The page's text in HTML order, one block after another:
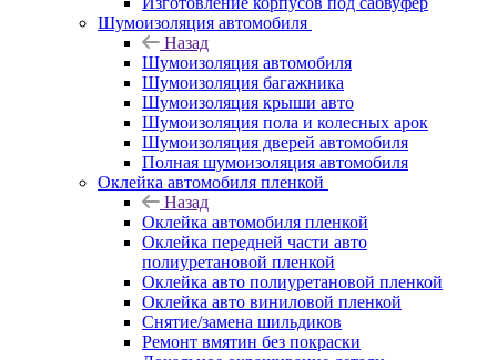
Шумоизоляция автомобиля
Назад
Шумоизоляция автомобиля
Шумоизоляция багажника
Шумоизоляция крыши авто
Шумоизоляция пола и колесных арок
Шумоизоляция дверей автомобиля
Полная шумоизоляция автомобиля
Оклейка автомобиля пленкой
Назад
Оклейка автомобиля пленкой
Оклейка передней части авто
полиуретановой пленкой
Оклейка авто полиуретановой пленкой
Оклейка авто виниловой пленкой
Снятие/замена шильдиков
Ремонт вмятин без покраски